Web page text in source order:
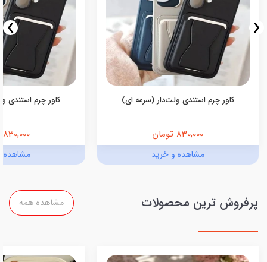
کاور چرم استندی ولت‌دار (سرمه ای)
830,000 تومان
مشاهده و خرید
کاور چرم استندی
830,000 تومان
مشاهده
‹
›
پرفروش ترین محصولات مشاهده همه